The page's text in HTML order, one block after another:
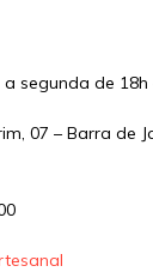
segunda de 18h
07 – Barra de